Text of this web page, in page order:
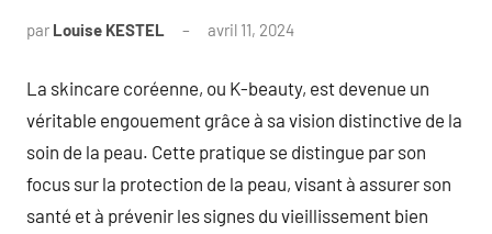
par Louise KESTEL avril 11, 2024
La skincare coréenne, ou K-beauty, est devenue un
véritable engouement grâce à sa vision distinctive de la
soin de la peau. Cette pratique se distingue par son
focus sur la protection de la peau, visant à assurer son
santé et à prévenir les signes du vieillissement bien